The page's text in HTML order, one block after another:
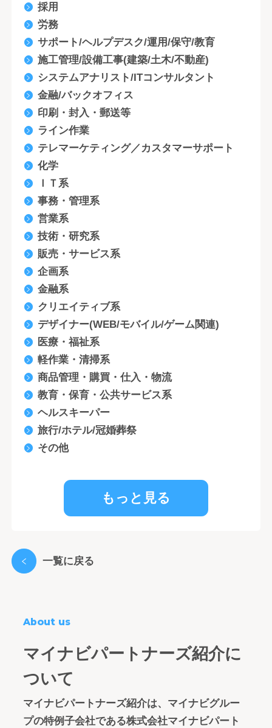
採用
労務
サポート/ヘルプデスク/運用/保守/教育
施工管理/設備工事(建築/土木/不動産)
システムアナリスト/ITコンサルタント
金融/バックオフィス
印刷・封入・郵送等
ライン作業
テレマーケティング／カスタマーサポート
化学
ＩＴ系
事務・管理系
営業系
技術・研究系
販売・サービス系
企画系
金融系
クリエイティブ系
デザイナー(WEB/モバイル/ゲーム関連)
医療・福祉系
軽作業・清掃系
商品管理・購買・仕入・物流
教育・保育・公共サービス系
ヘルスキーパー
旅行/ホテル/冠婚葬祭
その他
もっと見る
一覧に戻る
About us
マイナビパートナーズ紹介に
ついて
マイナビパートナーズ紹介は、マイナビグルー
プの特例子会社である株式会社マイナビパート